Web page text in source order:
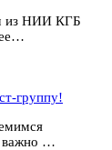
из НИИ КГБ
группу!
важно …